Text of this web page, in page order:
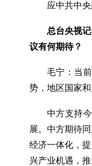
应中共中
总台央视
议有何期待？
毛宁：当
势，地区国家
中方支持
展。中方期待
经济一体化，
兴产业机遇，